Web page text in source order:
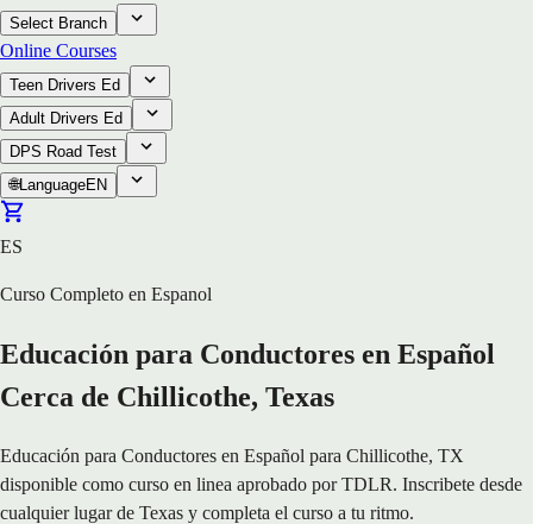
Select Branch
Online Courses
Teen Drivers Ed
Adult Drivers Ed
DPS Road Test
🌐LanguageEN
ES
Curso Completo en Espanol
Educación para Conductores en Español
Cerca de Chillicothe, Texas
Educación para Conductores en Español para Chillicothe, TX
disponible como curso en linea aprobado por TDLR. Inscribete desde
cualquier lugar de Texas y completa el curso a tu ritmo.